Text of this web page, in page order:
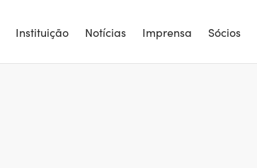
Instituição Notícias Imprensa Sócios